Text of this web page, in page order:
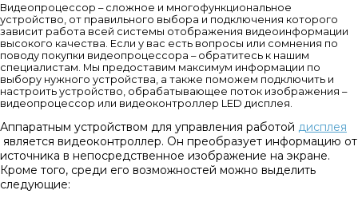
Видеопроцессор – сложное и многофункциональное
устройство, от правильного выбора и подключения которого
зависит работа всей системы отображения видеоинформации
высокого качества. Если у вас есть вопросы или сомнения по
поводу покупки видеопроцессора – обратитесь к нашим
специалистам. Мы предоставим максимум информации по
выбору нужного устройства, а также поможем подключить и
настроить устройство, обрабатывающее поток изображения –
видеопроцессор или видеоконтроллер LED дисплея.
Аппаратным устройством для управления работой дисплея
является видеоконтроллер. Он преобразует информацию от
источника в непосредственное изображение на экране.
Кроме того, среди его возможностей можно выделить
следующие: